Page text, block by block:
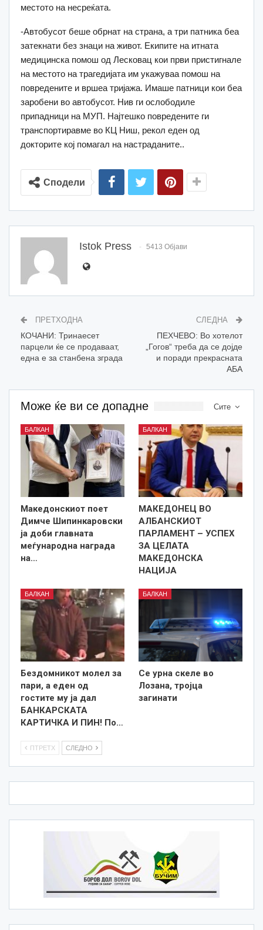
местото на несреќата.
-Автобусот беше обрнат на страна, а три патника беа
затекнати без знаци на живот. Екипите на итната
медицинска помош од Лесковац кои први пристигнале
на местото на трагедијата им укажуваа помош на
повредените и вршеа тријажа. Имаше патници кои беа
заробени во автобусот. Нив ги ослободиле
припадници на МУП. Најтешко повредените ги
транспортиравме во КЦ Ниш, рекол еден од
докторите кој помагал на настраданите..
Сподели
Istok Press 5413 Објави
ПРЕТХОДНА
КOЧАНИ: Тринаесет
парцели ќе се продаваат,
една е за станбена зграда
СЛЕДНА
ПЕХЧЕВО: Во хотелот
„Гогов“ треба да се дојде
и поради прекрасната
АБА
Сите
Може ќе ви се допадне
БАЛКАН
Македонскиот поет
Димче Шипинкаровски
ја доби главната
меѓународна награда
на…
БАЛКАН
МАКЕДОНЕЦ ВО
АЛБАНСКИОТ
ПАРЛАМЕНТ – УСПЕХ
ЗА ЦЕЛАТА
МАКЕДОНСКА
НАЦИЈА
БАЛКАН
Бездомникот молел за
пари, а еден од
гостите му ја дал
БАНКАРСКАТА
КАРТИЧКА И ПИН! По…
БАЛКАН
Се урна скеле во
Лозана, тројца
загинати
ПТРЕТХ СЛЕДНО